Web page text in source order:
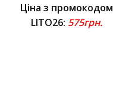
Ціна з промокодом
LITO26: 575грн.